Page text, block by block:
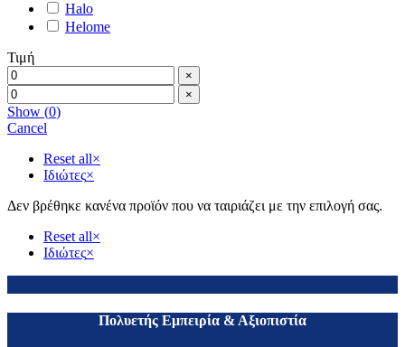
Halo
Helome
Τιμή
×
×
Show (0)
Cancel
Reset all×
Ιδιώτες×
Δεν βρέθηκε κανένα προϊόν που να ταιριάζει με την επιλογή σας.
Reset all×
Ιδιώτες×
Πολυετής Εμπειρία & Αξιοπιστία